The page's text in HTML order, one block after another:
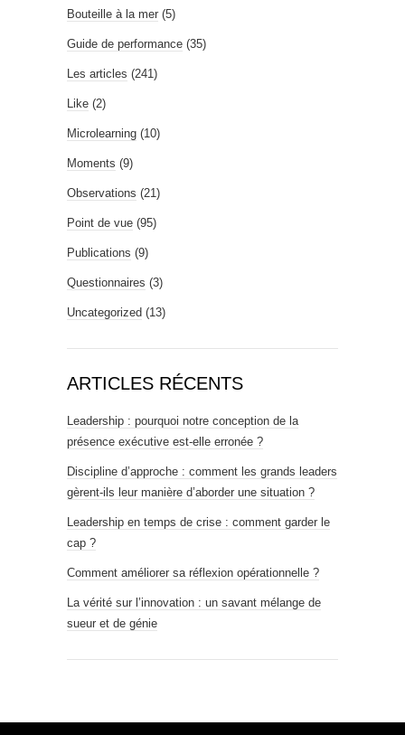
Bouteille à la mer (5)
Guide de performance (35)
Les articles (241)
Like (2)
Microlearning (10)
Moments (9)
Observations (21)
Point de vue (95)
Publications (9)
Questionnaires (3)
Uncategorized (13)
ARTICLES RÉCENTS
Leadership : pourquoi notre conception de la
présence exécutive est-elle erronée ?
Discipline d’approche : comment les grands leaders
gèrent-ils leur manière d’aborder une situation ?
Leadership en temps de crise : comment garder le
cap ?
Comment améliorer sa réflexion opérationnelle ?
La vérité sur l’innovation : un savant mélange de
sueur et de génie